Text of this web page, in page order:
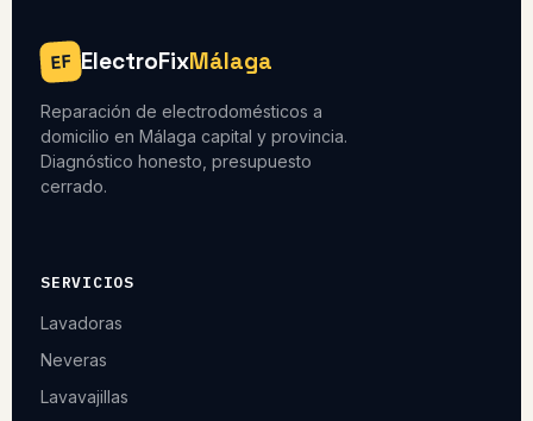
EF ElectroFixMálaga
Reparación de electrodomésticos a
domicilio en Málaga capital y provincia.
Diagnóstico honesto, presupuesto
cerrado.
SERVICIOS
Lavadoras
Neveras
Lavavajillas